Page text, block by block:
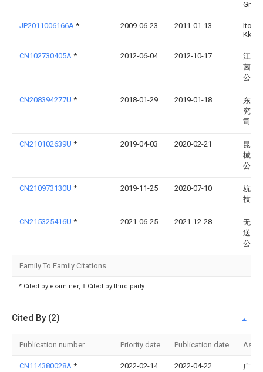
Gmbh
JP2011006166A * 2009-06-23 2011-01-13
Ito
Kk
CN102730405A * 2012-06-04 2012-10-17
江苏
菌设
公司
CN208394277U * 2018-01-29 2019-01-18
东风
究院
司
CN210102639U * 2019-04-03 2020-02-21
昆山
械设
公司
CN210973130U * 2019-11-25 2020-07-10
杭州
技有
CN215325416U * 2021-06-25 2021-12-28
无锡
送设
公司
Family To Family Citations
* Cited by examiner, † Cited by third party
Cited By (2)
Publication number Priority date Publication date
CN114380028A * 2022-02-14 2022-04-22
广东